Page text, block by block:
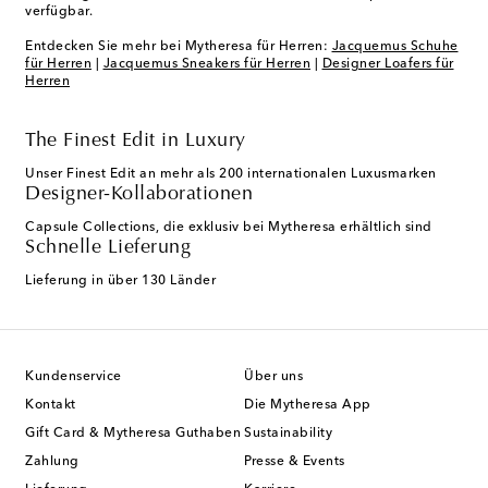
verfügbar.
Entdecken Sie mehr bei Mytheresa für Herren: Jacquemus Schuhe
für Herren
Jacquemus Sneakers für Herren
Designer Loafers für
Herren
The Finest Edit in Luxury
Unser Finest Edit an mehr als 200 internationalen Luxusmarken
Designer-Kollaborationen
Capsule Collections, die exklusiv bei Mytheresa erhältlich sind
Schnelle Lieferung
Lieferung in über 130 Länder
Kundenservice
Kontakt
Gift Card & Mytheresa Guthaben
Zahlung
Über uns
Die Mytheresa App
Sustainability
Presse & Events